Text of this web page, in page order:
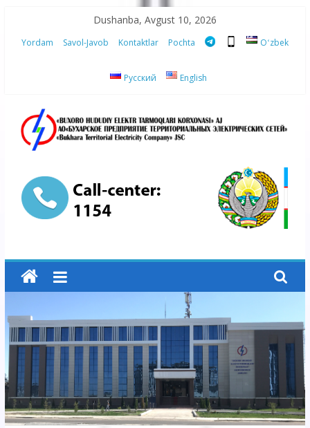
content
Dushanba, Avgust 10, 2026
Yordam Savol-Javob Kontaktlar Pochta Oʻzbek
Русский English
“Buxoro
hududiy
elektr
tarmoqlari
korxonasi”
AJ
“Buxoro
hududiy